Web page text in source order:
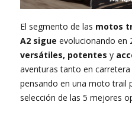
El segmento de las motos
A2 sigue evolucionando en
versátiles, potentes y
aventuras tanto en
pensando en una moto trail
selección de las 5 mejores